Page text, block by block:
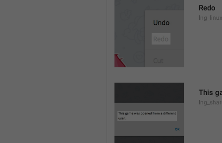
Redo
This